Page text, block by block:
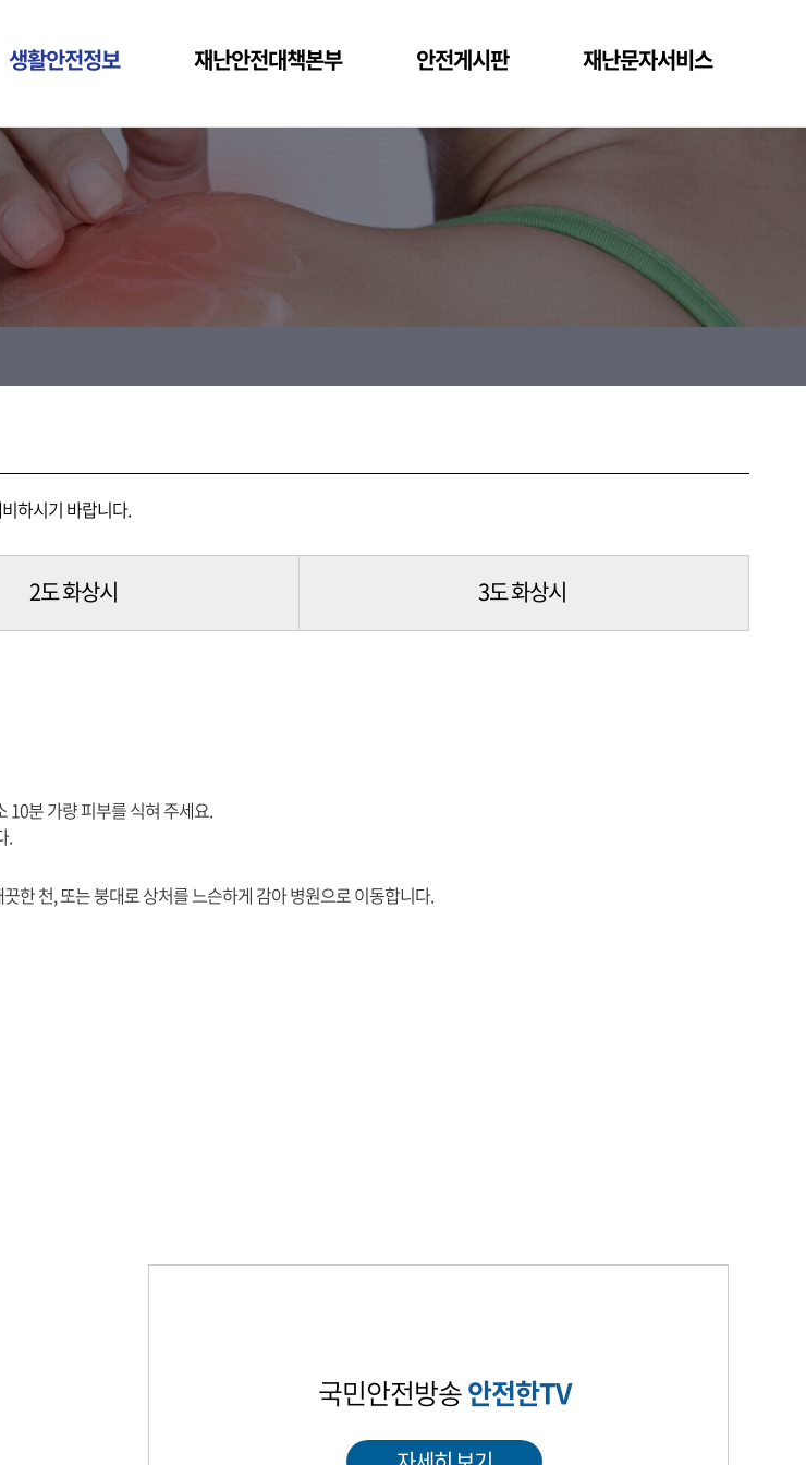
생활안전정보 재난안전대책본부 안전게시판 재난문자서비스
하시기 바랍니다.
2도 화상시 3도 화상시
10분 가량 피부를 식혀 주세요.
.
한 천, 또는 붕대로 상처를 느슨하게 감아 병원으로 이동합니다.
국민안전방송안전한TV